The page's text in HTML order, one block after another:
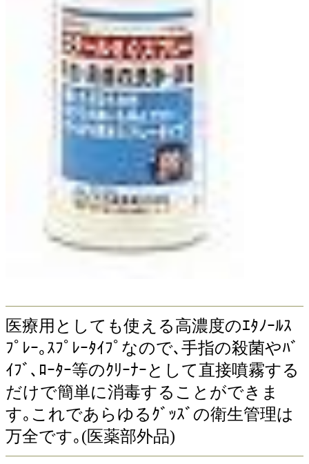
医療用としても使える高濃度のｴﾀﾉｰﾙｽ
ﾌﾟﾚｰ｡ｽﾌﾟﾚｰﾀｲﾌﾟなので､手指の殺菌やﾊﾞ
ｲﾌﾞ､ﾛｰﾀｰ等のｸﾘｰﾅｰとして直接噴霧する
だけで簡単に消毒することができま
す｡これであらゆるｸﾞｯｽﾞの衛生管理は
万全です｡(医薬部外品)